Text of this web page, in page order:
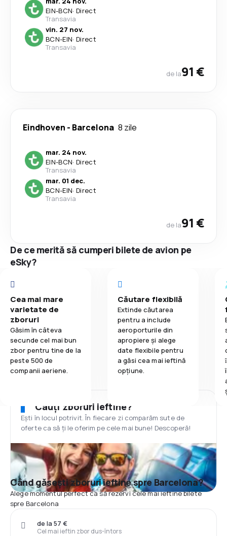
EIN-BCN· Direct
Transavia
vin. 27 nov.
BCN-EIN· Direct
Transavia
de la91 €
Eindhoven - Barcelona 8 zile
mar. 24 nov.
EIN-BCN· Direct
Transavia
mar. 01 dec.
BCN-EIN· Direct
Transavia
de la91 €
De ce merită să cumperi bilete de avion pe
eSky?
Cea mai mare
varietate de
zboruri
Găsim în câteva
secunde cel mai bun
zbor pentru tine de la
peste 500 de
companii aeriene.
Căutare flexibilă
Extinde căutarea
pentru a include
aeroporturile din
apropiere și alege
date flexibile pentru
a găsi cea mai ieftină
opțiune.
Cauți zboruri ieftine?
Ești în locul potrivit. În fiecare zi comparăm sute de
oferte ca să ți le oferim pe cele mai bune! Descoperă!
Când găsești zboruri ieftine spre Barcelona?
Alege momentul perfect ca să rezervi cele mai ieftine bilete
spre Barcelona
Cel mai ieftin zbor dus-întors
de la 57 €